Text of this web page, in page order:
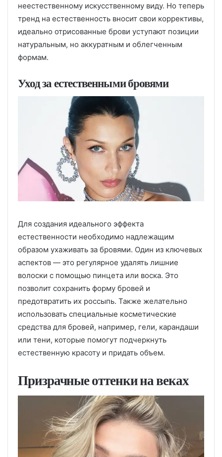
неестественному искусственному виду. Но теперь
тренд на естественность вносит свои коррективы,
идеально отрисованные брови уступают позиции
натуральным, но аккуратным и облегченным
формам.
Уход за естественными бровями
Для создания идеального эффекта
естественности необходимо надлежащим
образом ухаживать за бровями. Один из ключевых
аспектов — это регулярное удалять лишние
волоски с помощью пинцета или воска. Это
позволит сохранить форму бровей и
предотвратить их россыпь. Также желательно
использовать специальные косметические
средства для бровей, например, гели, карандаши
или тени, которые помогут подчеркнуть
естественную красоту и придать объем.
Призрачные оттенки на веках